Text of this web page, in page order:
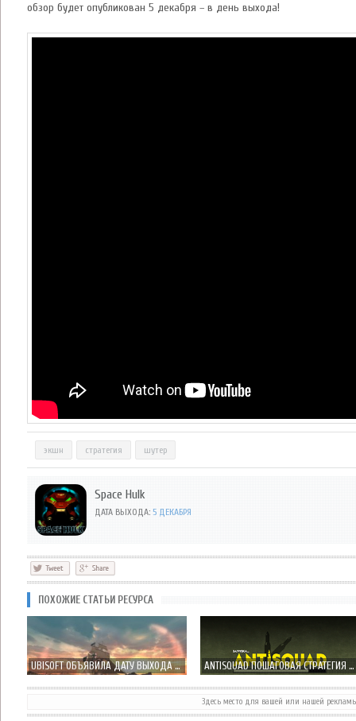
обзор будет опубликован 5 декабря – в день выхода!
экшн стратегия шутер
Space Hulk
ДАТА ВЫХОДА: 5 ДЕКАБРЯ
ПОХОЖИЕ СТАТЬИ РЕСУРСА
UBISOFT ОБЪЯВИЛА ДАТУ ВЫХОДА ASSASSIN'S CREED: PIRATES НА IOS ANTISQUAD ПОШАГОВАЯ СТРАТЕГИЯ ОТ РУССКИХ РАЗРАБОТЧИКОВ INSGAMES
Здесь место для вашей или нашей